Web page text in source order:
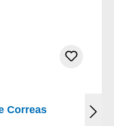
Correas